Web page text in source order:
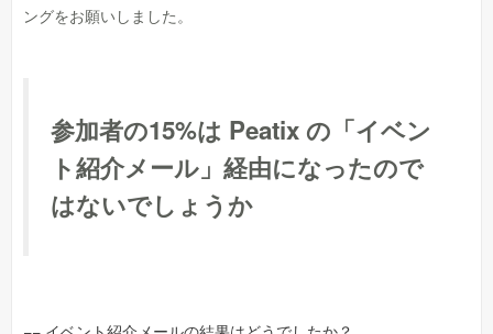
ングをお願いしました。
参加者の15%は Peatix の「イベン
ト紹介メール」経由になったので
はないでしょうか